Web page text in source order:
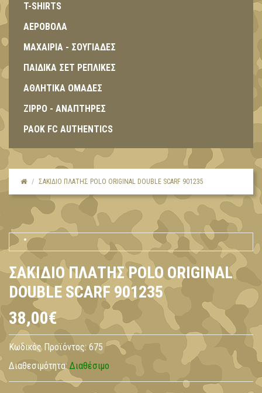
T-SHIRTS
ΑΕΡΟΒΟΛΑ
ΜΑΧΑΙΡΙΑ - ΣΟΥΓΙΑΔΕΣ
ΠΑΙΔΙΚΑ ΣΕΤ ΡΕΠΛΙΚΕΣ
ΑΘΛΗΤΙΚΑ ΟΜΑΔΕΣ
ZIPPO - ΑΝΑΠΤΗΡΕΣ
PAOK FC AUTHENTICS
ΣΑΚΊΔΙΟ ΠΛΆΤΗΣ POLO ORIGINAL DOUBLE SCARF 901235
ΣΑΚΊΔΙΟ ΠΛΆΤΗΣ POLO ORIGINAL
DOUBLE SCARF 901235
38,00€
Κωδικός Προϊόντος: 675
Διαθεσιμότητα: Διαθέσιμο